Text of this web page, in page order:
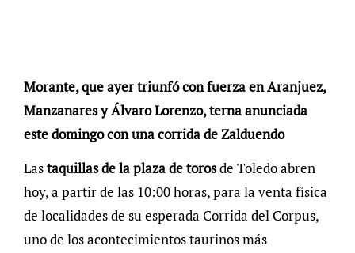
Morante, que ayer triunfó con fuerza en Aranjuez,
Manzanares y Álvaro Lorenzo, terna anunciada
este domingo con una corrida de Zalduendo
Lastaquillas de la plaza de torosde Toledo abren
hoy, a partir de las 10:00 horas, para la venta física
de localidades de su esperada Corrida del Corpus,
uno de los acontecimientos taurinos más